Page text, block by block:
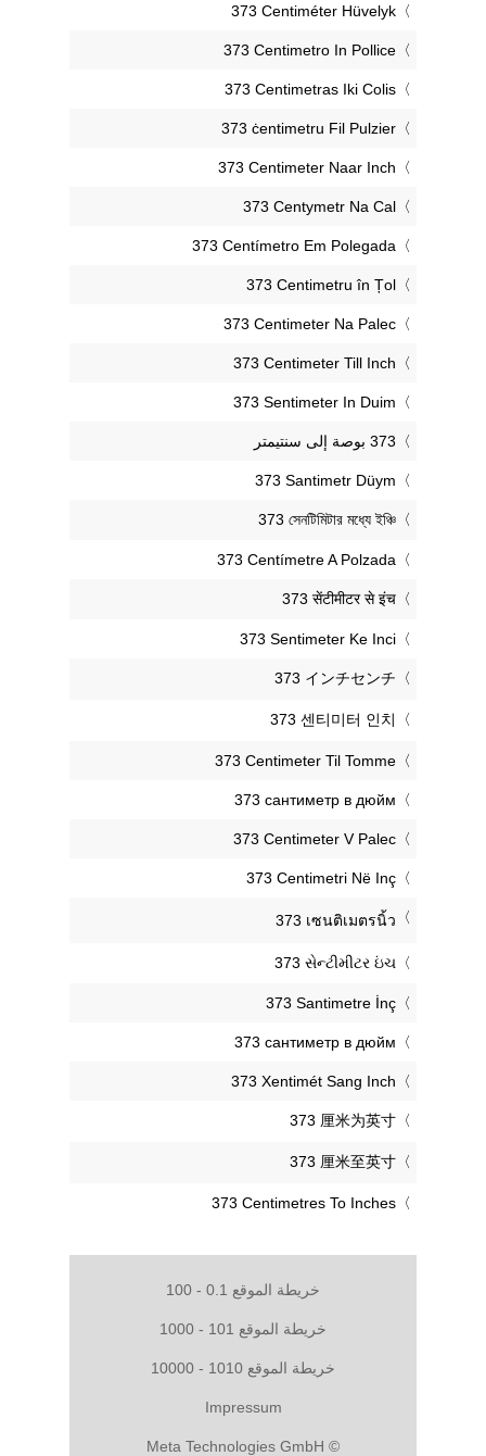
‎373 Centiméter Hüvelyk
‎373 Centimetro In Pollice
‎373 Centimetras Iki Colis
‎373 ċentimetru Fil Pulzier
‎373 Centimeter Naar Inch
‎373 Centymetr Na Cal
‎373 Centímetro Em Polegada
‎373 Centimetru în Țol
‎373 Centimeter Na Palec
‎373 Centimeter Till Inch
‎373 Sentimeter In Duim
‎373 Santimetr Düym
‎373 সেনটিমিটার মধ্যে ইঞ্চি
‎373 Centímetre A Polzada
‎373 सेंटीमीटर से इंच
‎373 Sentimeter Ke Inci
‎373 インチセンチ
‎373 센티미터 인치
‎373 Centimeter Til Tomme
‎373 сантиметр в дюйм
‎373 Centimeter V Palec
‎373 Centimetri Në Inç
‎373 เซนติเมตรนิ้ว
‎373 સેન્ટીમીટર ઇંચ
‎373 Santimetre İnç
‎373 сантиметр в дюйм
‎373 Xentimét Sang Inch
‎373 厘米为英寸
‎373 厘米至英寸
‎373 Centimetres To Inches
خريطة الموقع 0.1 - 100
خريطة الموقع 101 - 1000
خريطة الموقع 1010 - 10000
Impressum
© Meta Technologies GmbH